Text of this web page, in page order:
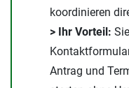
koordinieren
> Ihr Vorteil:
Antrag und